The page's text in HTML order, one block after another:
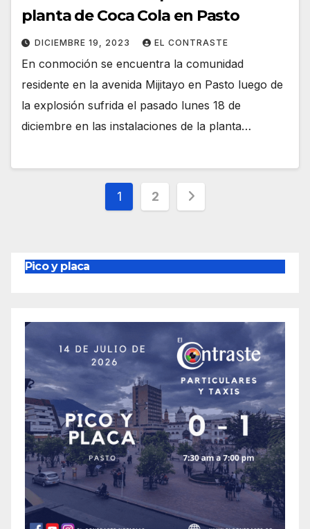
planta de Coca Cola en Pasto
DICIEMBRE 19, 2023 EL CONTRASTE
En conmoción se encuentra la comunidad
residente en la avenida Mijitayo en Pasto luego de
la explosión sufrida el pasado lunes 18 de
diciembre en las instalaciones de la planta…
Paginación
entradas
1 2
Pico y placa